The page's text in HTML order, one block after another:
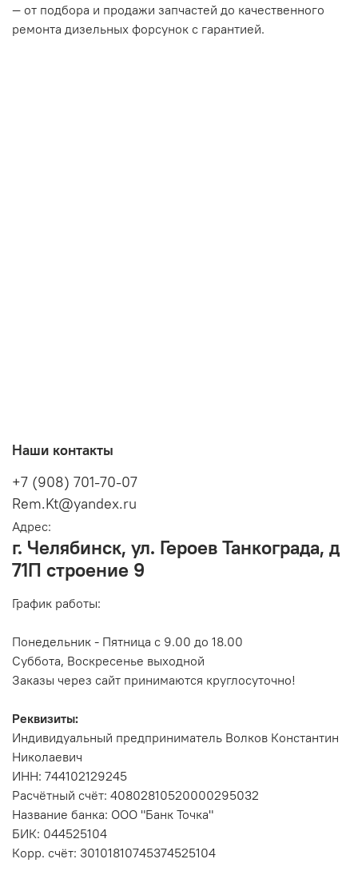
— от подбора и продажи запчастей до качественного
ремонта дизельных форсунок с гарантией.
Наши контакты
+7 (908) 701-70-07
Rem.Kt@yandex.ru
Адрес:
г. Челябинск, ул. Героев Танкограда, д
71П строение 9
График работы:
Понедельник - Пятница с 9.00 до 18.00
Суббота, Воскресенье выходной
Заказы через сайт принимаются круглосуточно!
Реквизиты:
Индивидуальный предприниматель Волков Константин
Николаевич
ИНН: 744102129245
Расчётный счёт: 40802810520000295032
Название банка: ООО "Банк Точка"
БИК: 044525104
Корр. счёт: 30101810745374525104